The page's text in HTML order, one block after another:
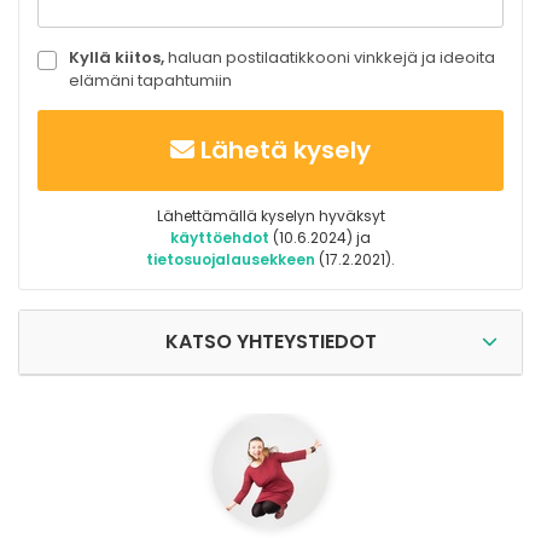
Kyllä kiitos,haluan postilaatikkooni vinkkejä ja ideoita
elämäni tapahtumiin
Lähetä kysely
Lähettämällä kyselyn hyväksyt
käyttöehdot (10.6.2024) ja
tietosuojalausekkeen (17.2.2021).
KATSO YHTEYSTIEDOT